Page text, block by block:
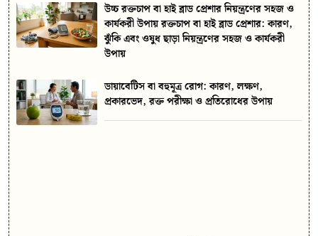
উচ্চ রক্তচাপ বা হাই ব্লাড প্রেশার নিয়ন্ত্রণের সহজ ও
কার্যকরী উপায় রক্তচাপ বা হাই ব্লাড প্রেশার: কারণ,
ঝুঁকি এবং ওষুধ ছাড়া নিয়ন্ত্রণের সহজ ও কার্যকরী
উপায়
ডায়াবেটিস বা বহুমূত্র রোগ: কারণ, লক্ষণ,
প্রকারভেদ, রক্ত পরীক্ষা ও প্রতিরোধের উপায়